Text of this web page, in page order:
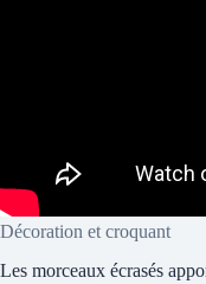
Décoration et croquant
Les morceaux écrasés